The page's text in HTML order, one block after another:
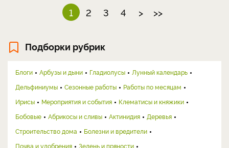
1 2 3 4 > >>
Подборки рубрик
Блоги Арбузы и дыни Гладиолусы
Лунный календарь
Дельфиниумы
Сезонные работы
Работы по месяцам
Ирисы
Мероприятия и события
Клематисы и княжики
Бобовые
Абрикосы и сливы Актинидия
Деревья
Строительство дома
Болезни и вредители
Почва и удобрения
Зелень и пряности